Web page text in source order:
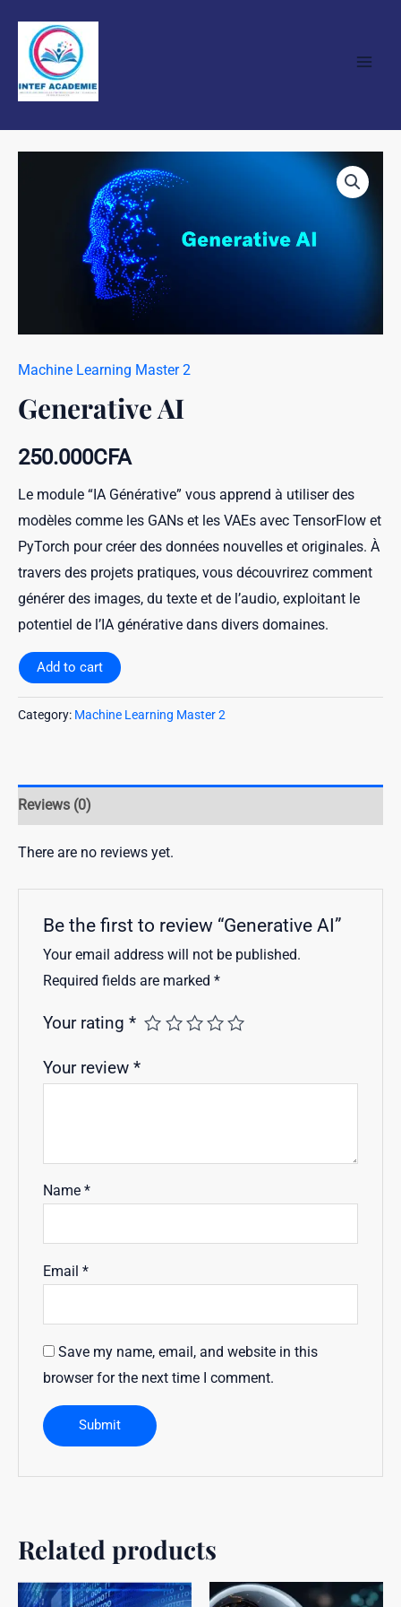
content
Machine Learning Master 2
Generative AI
250.000CFA
Le module “IA Générative” vous apprend à utiliser des
modèles comme les GANs et les VAEs avec TensorFlow et
PyTorch pour créer des données nouvelles et originales. À
travers des projets pratiques, vous découvrirez comment
générer des images, du texte et de l’audio, exploitant le
potentiel de l’IA générative dans divers domaines.
Add to cart
Category: Machine Learning Master 2
Reviews (0)
There are no reviews yet.
Be the first to review “Generative AI”
Your email address will not be published.
Required fields are marked *
Your rating *
Your review *
Name *
Email *
Save my name, email, and website in this
browser for the next time I comment.
Related products